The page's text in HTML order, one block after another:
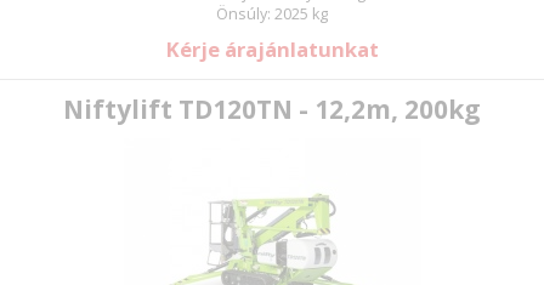
Önsúly: 2025 kg
Kérje árajánlatunkat
Niftylift TD120TN - 12,2m, 200kg